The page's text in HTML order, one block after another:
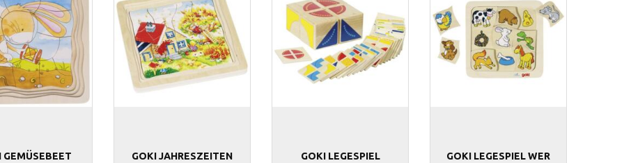
GEMÜSEBEET
GOKI JAHRESZEITEN
GOKI LEGESPIEL
GOKI LEGESPIEL WER